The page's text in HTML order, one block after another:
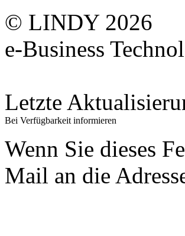
© LINDY 2026
e-Business
Letzte
Bei Verfügbarkeit informieren
Wenn Sie dieses
Mail an die